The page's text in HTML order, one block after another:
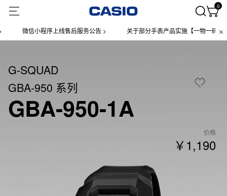
0
微信小程序上线售后服务公告 > 关于部分手表产品实施【一物一码】管理
G-SQUAD
GBA-950 系列
GBA-950-1A
价格
￥1,190